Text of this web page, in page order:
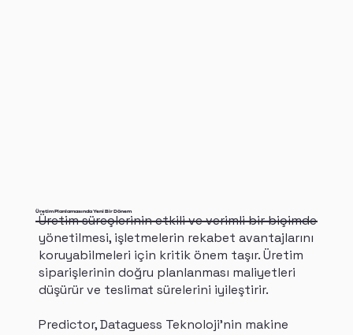
Üretim Planlamasında Yeni Bir Dönem
Üretim süreçlerinin etkili ve verimli bir biçimde
yönetilmesi, işletmelerin rekabet avantajlarını
koruyabilmeleri için kritik önem taşır. Üretim
siparişlerinin doğru planlanması maliyetleri
düşürür ve teslimat sürelerini iyileştirir.
Predictor, Dataguess Teknoloji'nin makine